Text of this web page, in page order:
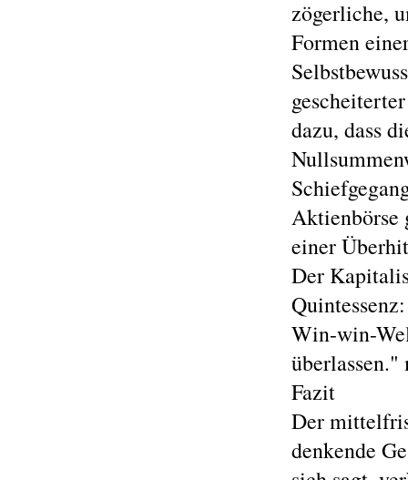
zögerliche,
Formen
dazu, dass
Aktienbörse
einer
Der
Win-win-
überlassen."
Fazit
Der
denkende